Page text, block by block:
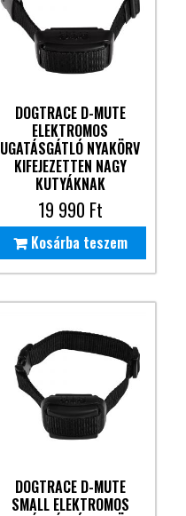
DOGTRACE D-MUTE
ELEKTROMOS
UGATÁSGÁTLÓ NYAKÖRV
KIFEJEZETTEN NAGY
KUTYÁKNAK
19 990 Ft
Kosárba teszem
DOGTRACE D-MUTE
SMALL ELEKTROMOS